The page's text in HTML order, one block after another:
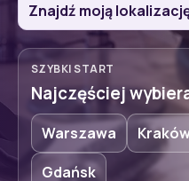
Znajdź moją
SZYBKI START
Najczęściej
Warszawa
Gdańsk